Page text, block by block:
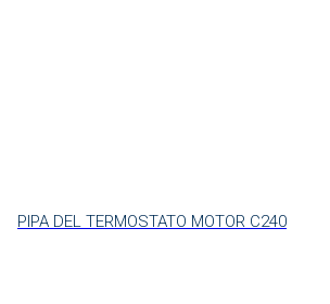
PIPA DEL TERMOSTATO MOTOR C240